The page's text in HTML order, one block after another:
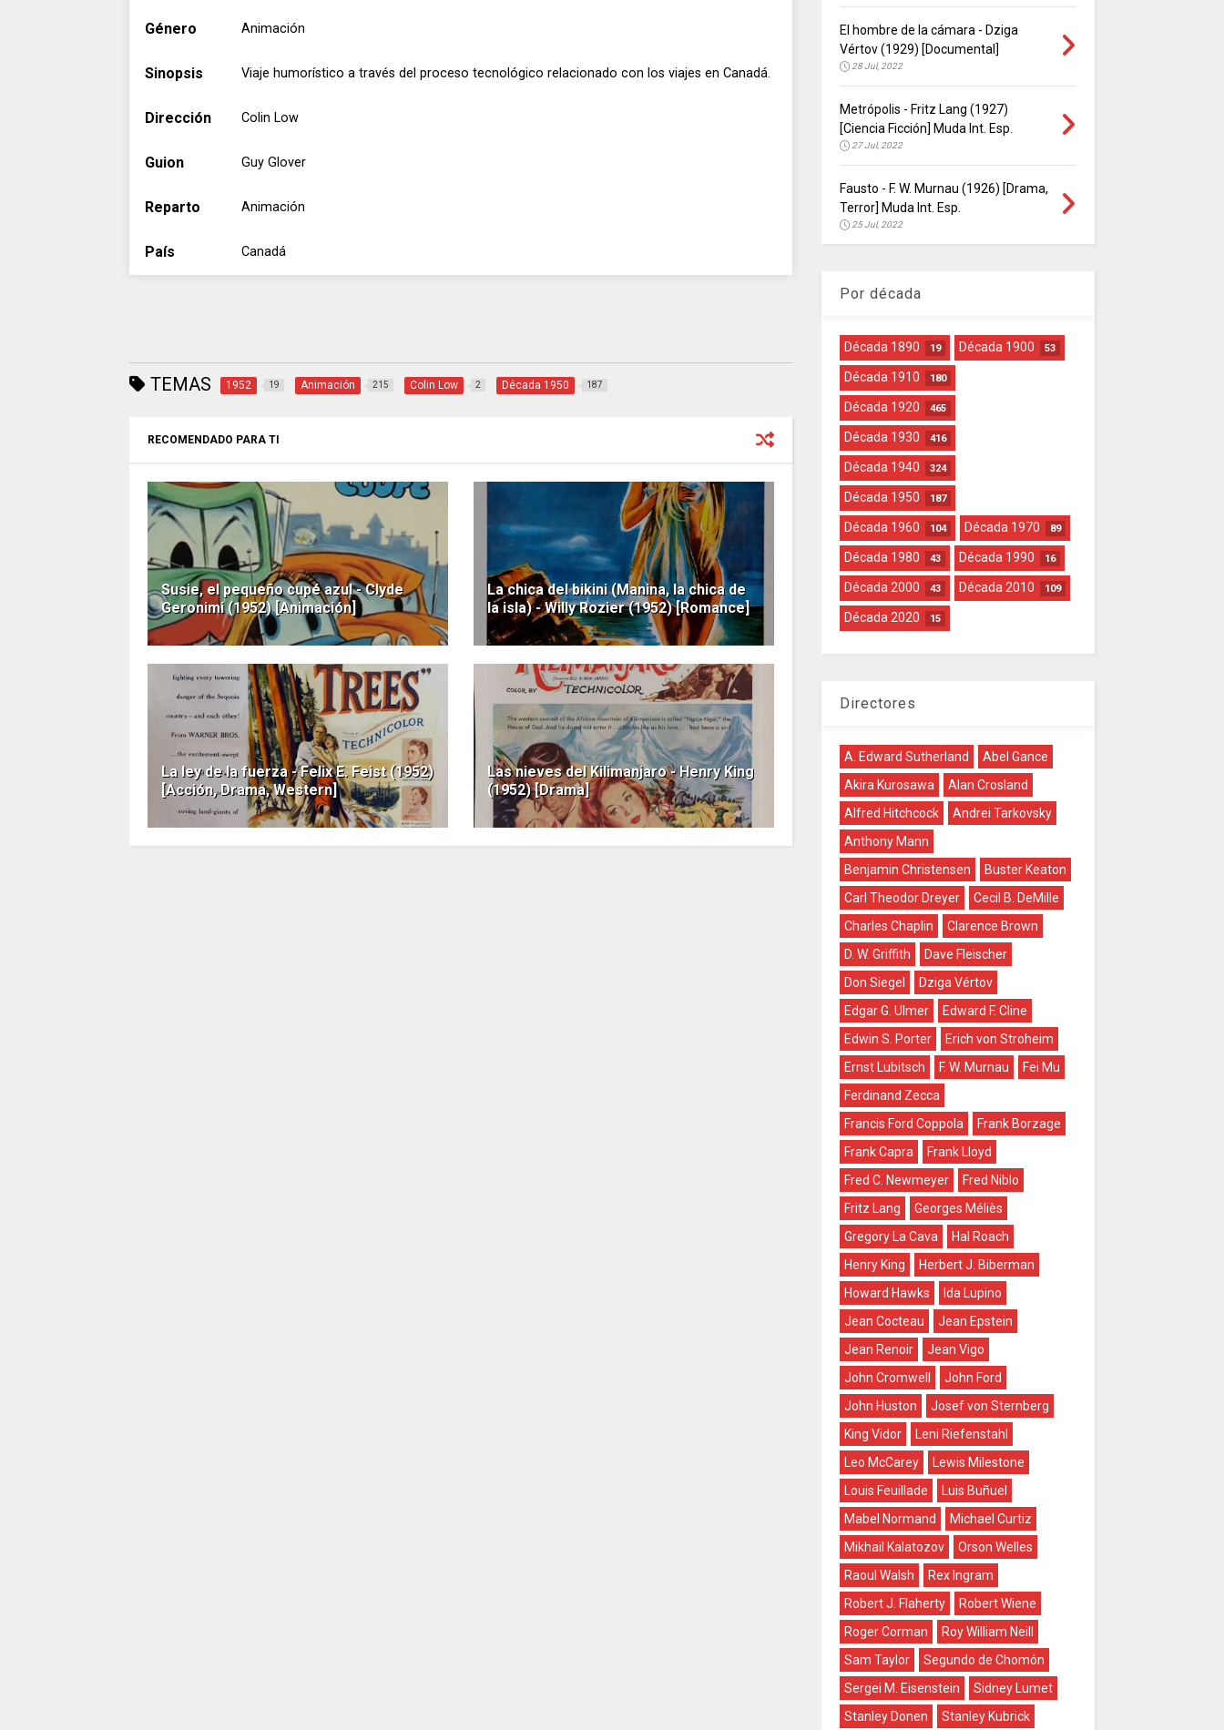
Género Animación
Sinopsis Viaje humorístico a través del proceso tecnológico relacionado con los viajes en Canadá.
Dirección Colin Low
Guion Guy Glover
Reparto Animación
País Canadá
TEMAS 1952 19 Animación 215 Colin Low 2 Década 1950 187
RECOMENDADO PARA TI
Susie, el pequeño cupé azul - Clyde
Geronimi (1952) [Animación]
La chica del bikini (Manina, la chica de
la isla) - Willy Rozier (1952) [Romance]
La ley de la fuerza - Felix E. Feist (1952)
[Acción, Drama, Western]
Las nieves del Kilimanjaro - Henry King
(1952) [Drama]
El hombre de la cámara - Dziga
Vértov (1929) [Documental]
28 Jul, 2022
Metrópolis - Fritz Lang (1927)
[Ciencia Ficción] Muda Int. Esp.
27 Jul, 2022
Fausto - F. W. Murnau (1926) [Drama,
Terror] Muda Int. Esp.
25 Jul, 2022
Por década
Década 1890 19 Década 1900 53
Década 1910 180
Década 1920 465
Década 1930 416
Década 1940 324
Década 1950 187
Década 1960 104 Década 1970 89
Década 1980 43 Década 1990 16
Década 2000 43 Década 2010 109
Década 2020 15
Directores
A. Edward Sutherland
Abel Gance
Akira Kurosawa
Alan Crosland
Alfred Hitchcock
Andrei Tarkovsky
Anthony Mann
Benjamin Christensen
Buster Keaton
Carl Theodor Dreyer
Cecil B. DeMille
Charles Chaplin
Clarence Brown
D. W. Griffith
Dave Fleischer
Don Siegel
Dziga Vértov
Edgar G. Ulmer
Edward F. Cline
Edwin S. Porter
Erich von Stroheim
Ernst Lubitsch
F. W. Murnau
Fei Mu
Ferdinand Zecca
Francis Ford Coppola
Frank Borzage
Frank Capra
Frank Lloyd
Fred C. Newmeyer
Fred Niblo
Fritz Lang
Georges Méliès
Gregory La Cava
Hal Roach
Henry King
Herbert J. Biberman
Howard Hawks
Ida Lupino
Jean Cocteau
Jean Epstein
Jean Renoir
Jean Vigo
John Cromwell
John Ford
John Huston
Josef von Sternberg
King Vidor
Leni Riefenstahl
Leo McCarey
Lewis Milestone
Louis Feuillade
Luis Buñuel
Mabel Normand
Michael Curtiz
Mikhail Kalatozov
Orson Welles
Raoul Walsh
Rex Ingram
Robert J. Flaherty
Robert Wiene
Roger Corman
Roy William Neill
Sam Taylor
Segundo de Chomón
Sergei M. Eisenstein
Sidney Lumet
Stanley Donen
Stanley Kubrick